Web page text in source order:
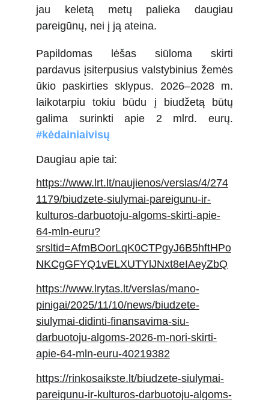
jau keletą metų palieka daugiau
pareigūnų, nei į ją ateina.
Papildomas lėšas siūloma skirti
pardavus įsiterpusius valstybinius žemės
ūkio paskirties sklypus. 2026–2028 m.
laikotarpiu tokiu būdu į biudžetą būtų
galima surinkti apie 2 mlrd. eurų.
#kėdainiaivisų
Daugiau apie tai:
https://www.lrt.lt/naujienos/verslas/4/274
1179/biudzete-siulymai-pareigunu-ir-
kulturos-darbuotoju-algoms-skirti-apie-
64-mln-euru?
srsltid=AfmBOorLqK0CTPgyJ6B5hftHPo
NKCgGFYQ1vELXUTYlJNxt8eIAeyZbQ
https://www.lrytas.lt/verslas/mano-
pinigai/2025/11/10/news/biudzete-
siulymai-didinti-finansavima-siu-
darbuotoju-algoms-2026-m-nori-skirti-
apie-64-mln-euru-40219382
https://rinkosaikste.lt/biudzete-siulymai-
pareigunu-ir-kulturos-darbuotoju-algoms-